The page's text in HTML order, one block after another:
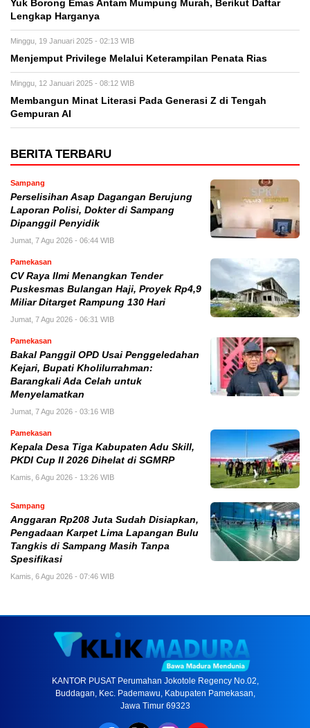
Yuk Borong Emas Antam Mumpung Murah, Berikut Daftar
Lengkap Harganya
Minggu, 19 Januari 2025 - 02:13 WIB
Menjemput Privilege Melalui Keterampilan Penata Rias
Minggu, 12 Januari 2025 - 08:12 WIB
Membangun Minat Literasi Pada Generasi Z di Tengah
Gempuran AI
BERITA TERBARU
Sampang
Perselisihan Asap Dagangan Berujung
Laporan Polisi, Dokter di Sampang
Dipanggil Penyidik
Jumat, 7 Agu 2026 - 06:44 WIB
Pamekasan
CV Raya Ilmi Menangkan Tender
Puskesmas Bulangan Haji, Proyek Rp4,9
Miliar Ditarget Rampung 130 Hari
Jumat, 7 Agu 2026 - 06:31 WIB
Pamekasan
Bakal Panggil OPD Usai Penggeledahan
Kejari, Bupati Kholilurrahman:
Barangkali Ada Celah untuk
Menyelamatkan
Jumat, 7 Agu 2026 - 03:16 WIB
Pamekasan
Kepala Desa Tiga Kabupaten Adu Skill,
PKDI Cup II 2026 Dihelat di SGMRP
Kamis, 6 Agu 2026 - 13:26 WIB
Sampang
Anggaran Rp208 Juta Sudah Disiapkan,
Pengadaan Karpet Lima Lapangan Bulu
Tangkis di Sampang Masih Tanpa
Spesifikasi
Kamis, 6 Agu 2026 - 07:46 WIB
KANTOR PUSAT Perumahan Jokotole Regency No.02,
Buddagan, Kec. Pademawu, Kabupaten Pamekasan,
Jawa Timur 69323